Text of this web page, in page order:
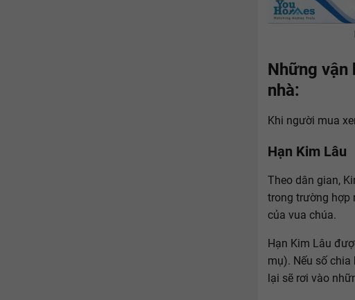
Những vận
nhà:
Khi người mua
Hạn Kim Lâu
Theo dân gian,
trong trường hợp
của vua chúa.
Hạn Kim Lâu
mụ). Nếu số
lại sẽ rơi vào